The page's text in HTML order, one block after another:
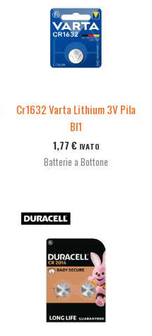
Cr1632 Varta Lithium 3V Pila
Bl1
1,77 € IVATO
Batterie a Bottone